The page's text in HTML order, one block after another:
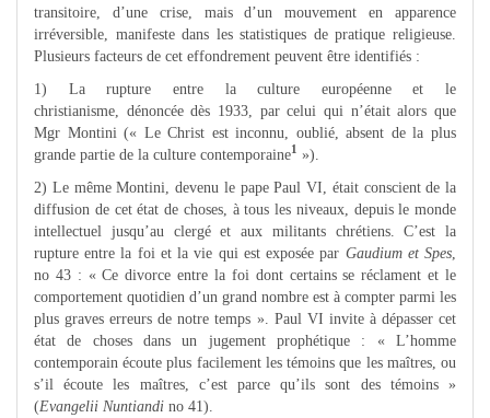
transitoire, d’une crise, mais d’un mouvement en apparence
irréversible, manifeste dans les statistiques de pratique religieuse.
Plusieurs facteurs de cet effondrement peuvent être identifiés :
1) La rupture entre la culture européenne et le
christianisme, dénoncée dès 1933, par celui qui n’était alors que
Mgr Montini (« Le Christ est inconnu, oublié, absent de la plus
grande partie de la culture contemporaine1 »).
2) Le même Montini, devenu le pape Paul VI, était conscient de la
diffusion de cet état de choses, à tous les niveaux, depuis le monde
intellectuel jusqu’au clergé et aux militants chrétiens. C’est la
rupture entre la foi et la vie qui est exposée par Gaudium et Spes
no 43 : « Ce divorce entre la foi dont certains se réclament et le
comportement quotidien d’un grand nombre est à compter parmi les
plus graves erreurs de notre temps ». Paul VI invite à dépasser cet
état de choses dans un jugement prophétique : « L’homme
contemporain écoute plus facilement les témoins que les maîtres, ou
s’il écoute les maîtres, c’est parce qu’ils sont des témoins »
(Evangelii Nuntiandi no 41).